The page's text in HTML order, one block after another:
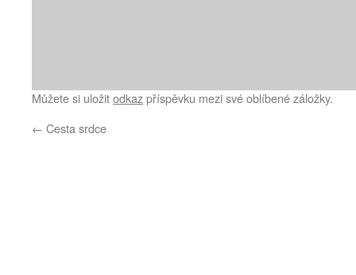
Můžete si uložitodkazpříspěvku mezi své oblíbené záložky.
← Cesta srdce